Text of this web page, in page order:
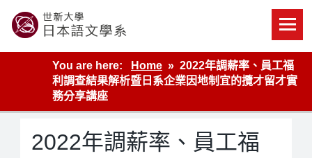
content
世新大學教學單位的網站
You are here:
Home
2022年調薪率、員工福
利調查結果解析暨日系企業因地制宜的攬才留才實
務分享講座
2022年調薪率、員工福